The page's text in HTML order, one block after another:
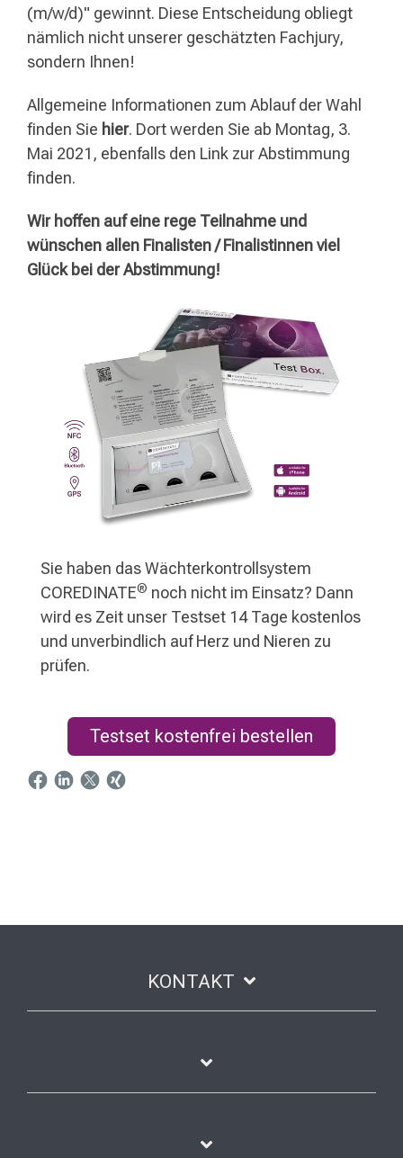
(m/w/d)" gewinnt. Diese Entscheidung obliegt
nämlich nicht unserer geschätzten Fachjury,
sondern Ihnen!
Allgemeine Informationen zum Ablauf der Wahl
finden Sie hier. Dort werden Sie ab Montag, 3.
Mai 2021, ebenfalls den Link zur Abstimmung
finden.
Wir hoffen auf eine rege Teilnahme und
wünschen allen Finalisten / Finalistinnen viel
Glück bei der Abstimmung!
Sie haben das Wächterkontrollsystem
COREDINATE® noch nicht im Einsatz? Dann
wird es Zeit unser Testset 14 Tage kostenlos
und unverbindlich auf Herz und Nieren zu
prüfen.
Testset kostenfrei bestellen
KONTAKT